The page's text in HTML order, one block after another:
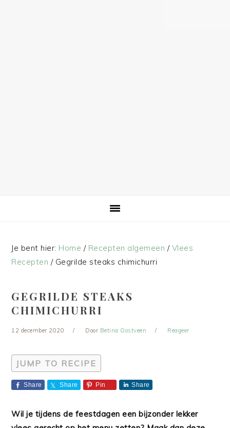
Je bent hier: Home / Recepten algemeen / Vlees
Recepten /Gegrilde steaks chimichurri
GEGRILDE STEAKS
CHIMICHURRI
12 december 2020 Door Betina Oostveen Reageer
JUMP TO RECIPE
Share Share Pin Share
Wil je tijdens de feestdagen een bijzonder lekker